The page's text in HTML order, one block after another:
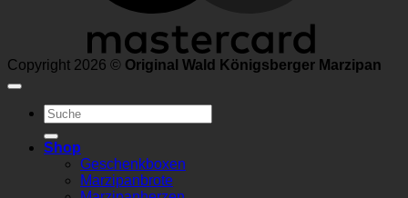
Copyright 2026 © Original Wald Königsberger Marzipan
Suchen
nach:
Shop
Geschenkboxen
Marzipanbrote